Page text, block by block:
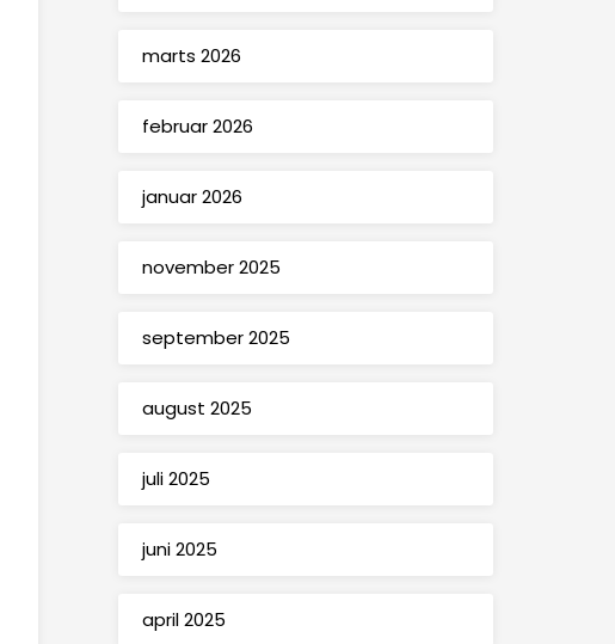
marts 2026
februar 2026
januar 2026
november 2025
september 2025
august 2025
juli 2025
juni 2025
april 2025